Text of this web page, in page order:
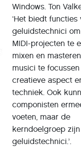
Windows. Ton
‘Het biedt functies
geluidstechnici
MIDI-projecten te
mixen en
musici te
creatieve aspect
techniek. Ook
componisten
voeten, maar de
kerndoelgroep
geluidstechnici.’.